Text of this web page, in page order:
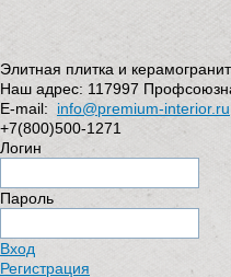
Элитная плитка и
Наш адрес: 117997
E-mail:
info@premium-interior.ru
+7(800)500-1271
Логин
Пароль
Вход
Регистрация